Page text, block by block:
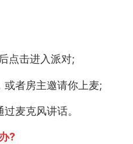
点击进入派对;
或者房主邀请你上麦;
麦克风讲话。
?